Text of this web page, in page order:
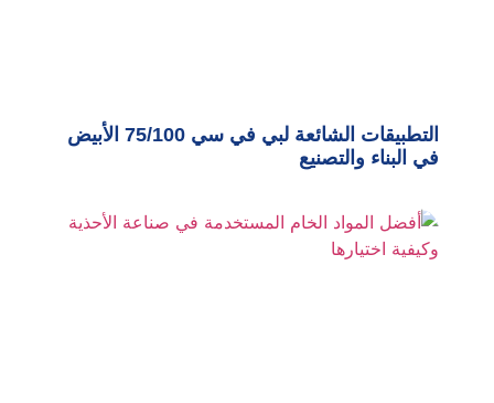
التطبيقات الشائعة لبي في سي 75/100 الأبيض
في البناء والتصنيع